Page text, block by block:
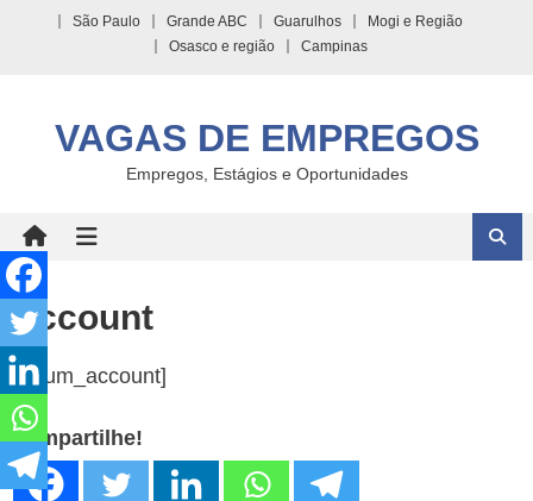
São Paulo Grande ABC Guarulhos
Mogi e Região
Osasco e região
Campinas
VAGAS DE EMPREGOS
Empregos, Estágios e Oportunidades
Account
[wpum_account]
Compartilhe!